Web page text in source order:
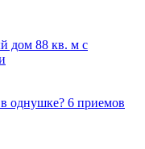
дом 88 кв. м с
однушке? 6 приемов